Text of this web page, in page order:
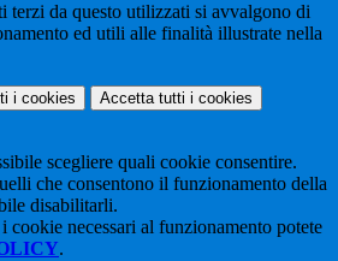
terzi da questo utilizzati si avvalgono di
ed utili alle finalità illustrate nella
i cookies Accetta tutti i cookies
scegliere quali cookie consentire.
che consentono il funzionamento della
disabilitarli.
cookie necessari al funzionamento potete
.